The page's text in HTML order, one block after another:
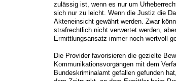
zulässig ist, wenn es nur um
sich nur zu leicht. Wenn die Justiz die
Akteneinsicht gewährt werden. Zwar
strafrechtlich nicht verwertet werden,
Ermittlungsansatz immer noch wertvoll
Die Provider favorisieren die gezielte
Kommunikationsvorgängen mit dem
Bundeskriminalamt gefallen gefunden